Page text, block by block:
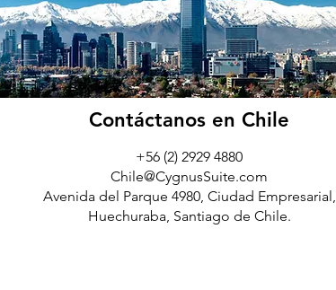
Contáctanos en Chile
+56 (2) 2929 4880
Chile@CygnusSuite.com
Avenida del Parque 4980, Ciudad Empresarial,
Huechuraba, Santiago de Chile.